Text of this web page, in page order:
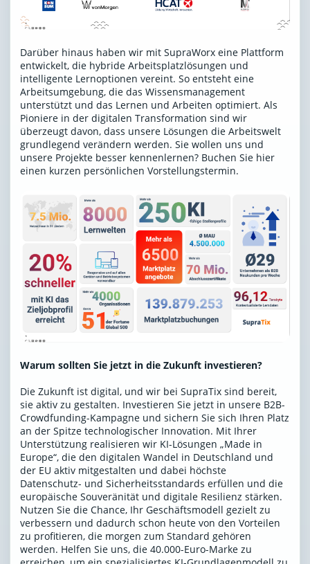
Darüber hinaus haben wir mit SupraWorx eine Plattform
entwickelt, die hybride Arbeitsplatzlösungen und
intelligente Lernoptionen vereint. So entsteht eine
Arbeitsumgebung, die das Wissensmanagement
unterstützt und das Lernen und Arbeiten optimiert. Als
Pioniere in der digitalen Transformation sind wir
überzeugt davon, dass unsere Lösungen die Arbeitswelt
grundlegend verändern werden. Sie wollen uns und
unsere Projekte besser kennenlernen? Buchen Sie hier
einen kurzen persönlichen Vorstellungstermin.
Warum sollten Sie jetzt in die Zukunft investieren?
Die Zukunft ist digital, und wir bei SupraTix sind bereit,
sie aktiv zu gestalten. Investieren Sie jetzt in unsere B2B-
Crowdfunding-Kampagne und sichern Sie sich Ihren Platz
an der Spitze technologischer Innovation. Mit Ihrer
Unterstützung realisieren wir KI-Lösungen „Made in
Europe“, die den digitalen Wandel in Deutschland und
der EU aktiv mitgestalten und dabei höchste
Datenschutz- und Sicherheitsstandards erfüllen und die
europäische Souveränität und digitale Resilienz stärken.
Nutzen Sie die Chance, Ihr Geschäftsmodell gezielt zu
verbessern und dadurch schon heute von den Vorteilen
zu profitieren, die morgen zum Standard gehören
werden. Helfen Sie uns, die 40.000-Euro-Marke zu